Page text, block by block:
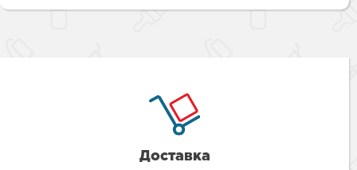
Доставка